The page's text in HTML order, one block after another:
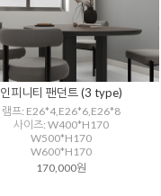
인피니티 팬던트 (3 type)
램프: E26*4,E26*6,E26*8
사이즈: W400*H170
W500*H170
W600*H170
170,000원